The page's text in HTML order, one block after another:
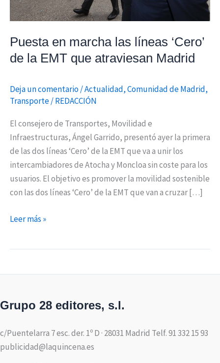
Puesta en marcha las líneas ‘Cero’
de la EMT que atraviesan Madrid
Deja un comentario/Actualidad,Comunidad de Madrid,
Transporte/REDACCIÓN
El consejero de Transportes, Movilidad e
Infraestructuras, Ángel Garrido, presentó ayer la primera
de las dos líneas ‘Cero’ de la EMT que va a unir los
intercambiadores de Atocha y Moncloa sin coste para los
usuarios. El objetivo es promover la movilidad sostenible
con las dos líneas ‘Cero’ de la EMT que van a cruzar […]
EMT
que
atraviesan
Madrid
Leer más »
Grupo 28 editores, s.l.
c/Puentelarra 7 esc. der. 1º D · 28031 Madrid Telf. 91 332 15 93
publicidad@laquincena.es